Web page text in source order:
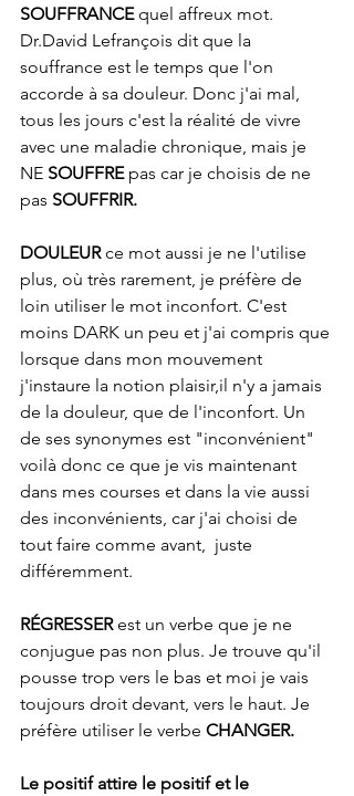
SOUFFRANCE quel affreux mot.
Dr.David Lefrançois dit que la
souffrance est le temps que l'on
accorde à sa douleur. Donc j'ai mal,
tous les jours c'est la réalité de vivre
avec une maladie chronique, mais je
NE SOUFFRE pas car je choisis de ne
pas SOUFFRIR.
DOULEUR ce mot aussi je ne l'utilise
plus, où très rarement, je préfère de
loin utiliser le mot inconfort. C'est
moins DARK un peu et j'ai compris que
lorsque dans mon mouvement
j'instaure la notion plaisir,il n'y a jamais
de la douleur, que de l'inconfort. Un
de ses synonymes est "inconvénient"
voilà donc ce que je vis maintenant
dans mes courses et dans la vie aussi
des inconvénients, car j'ai choisi de
tout faire comme avant,  juste
différemment.
RÉGRESSER est un verbe que je ne
conjugue pas non plus. Je trouve qu'il
pousse trop vers le bas et moi je vais
toujours droit devant, vers le haut. Je
préfère utiliser le verbe CHANGER.
Le positif attire le positif et le